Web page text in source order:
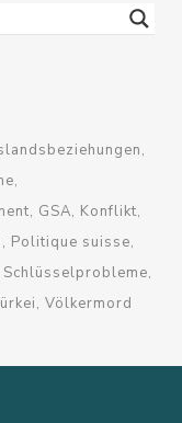
GSA Konflikt
Politique suisse
Schlüsselprobleme
Völkermord